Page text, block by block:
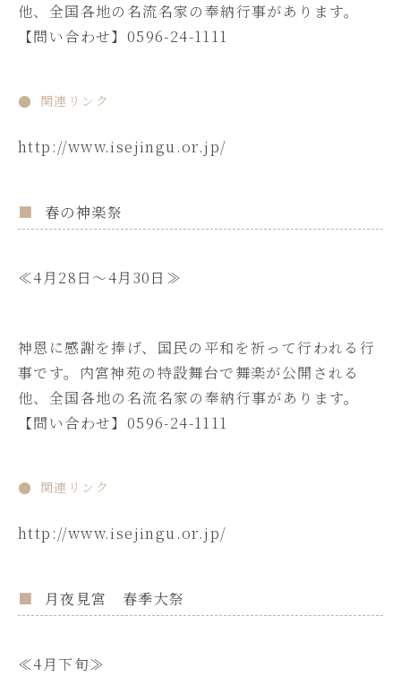
他、全国各地の名流名家の奉納行事があります。
【問い合わせ】0596-24-1111
関連リンク
http://www.isejingu.or.jp/
春の神楽祭
≪4月28日～4月30日≫
神恩に感謝を捧げ、国民の平和を祈って行われる行
事です。内宮神苑の特設舞台で舞楽が公開される
他、全国各地の名流名家の奉納行事があります。
【問い合わせ】0596-24-1111
関連リンク
http://www.isejingu.or.jp/
月夜見宮 春季大祭
≪4月下旬≫